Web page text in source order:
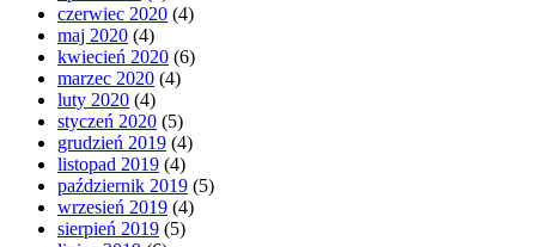
czerwiec 2020 (4)
maj 2020 (4)
kwiecień 2020 (6)
marzec 2020 (4)
luty 2020 (4)
styczeń 2020 (5)
grudzień 2019 (4)
listopad 2019 (4)
październik 2019 (5)
wrzesień 2019 (4)
sierpień 2019 (5)